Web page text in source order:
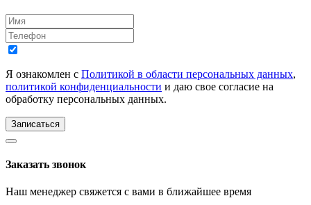
Я ознакомлен с Политикой в области персональных данных,
политикой конфиденциальности и даю свое согласие на
обработку персональных данных.
Записаться
Заказать звонок
Наш менеджер свяжется с вами в ближайшее время